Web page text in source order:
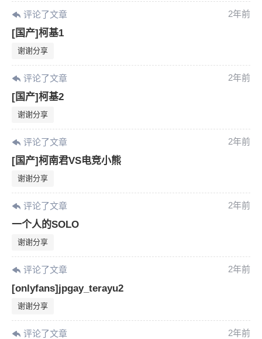
评论了文章 2年前
[国产]柯基1
谢谢分享
评论了文章 2年前
[国产]柯基2
谢谢分享
评论了文章 2年前
[国产]柯南君VS电竞小熊
谢谢分享
评论了文章 2年前
一个人的SOLO
谢谢分享
评论了文章 2年前
[onlyfans]jpgay_terayu2
谢谢分享
评论了文章 2年前
限。